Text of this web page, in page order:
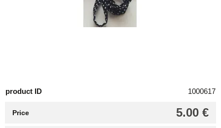
product ID 1000617
5.00 €
Price